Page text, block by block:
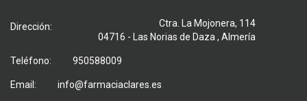
Dirección:
Ctra. La Mojonera, 114
04716 - Las Norias de Daza , Almería
Teléfono: 950588009
Email: info@farmaciaclares.es